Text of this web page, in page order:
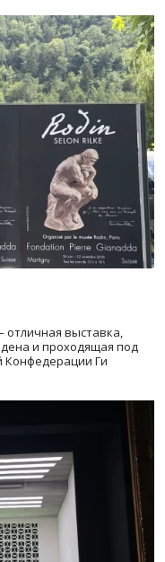
выставка,
и проходящая под
Ги